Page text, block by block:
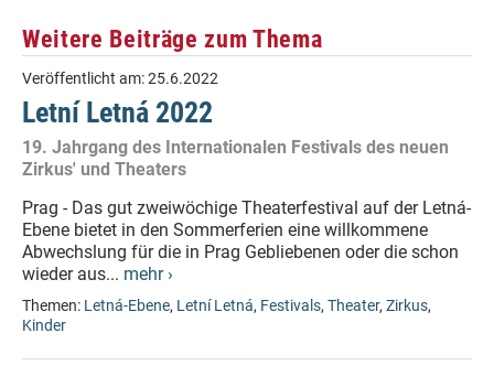
Weitere Beiträge zum Thema
Veröffentlicht am:25.6.2022
Letní Letná 2022
19. Jahrgang des Internationalen Festivals des neuen
Zirkus' und Theaters
Prag - Das gut zweiwöchige Theaterfestival auf der Letná-
Ebene bietet in den Sommerferien eine willkommene
Abwechslung für die in Prag Gebliebenen oder die schon
wieder aus... mehr ›
Themen: Letná-Ebene, Letní Letná, Festivals, Theater, Zirkus,
Kinder